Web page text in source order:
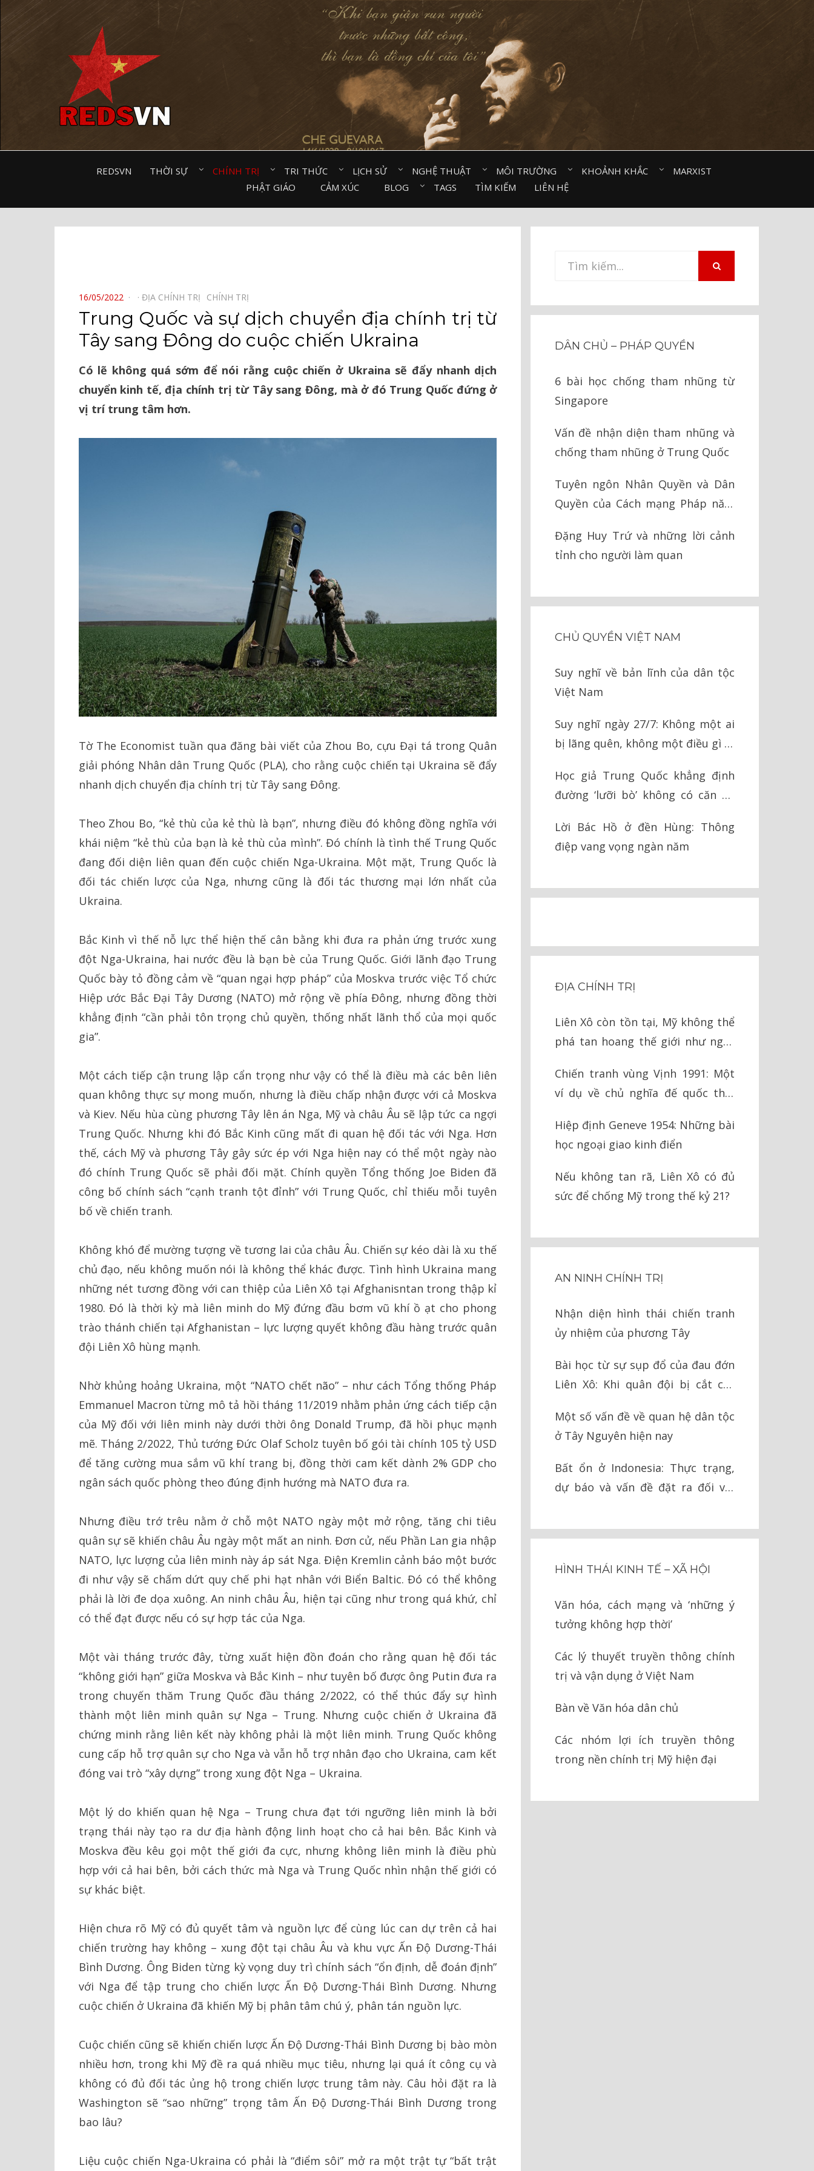
REDSVN THỜI SỰ⠀ CHÍNH TRỊ⠀ TRI THỨC⠀ LỊCH SỬ⠀ NGHỆ THUẬT⠀ MÔI TRƯỜNG⠀ KHOẢNH KHẮC⠀
MARXIST⠀
PHẬT GIÁO⠀
CẢM XÚC⠀ BLOG⠀ TAGS TÌM KIẾM LIÊN HỆ
POSTED
ON
16/05/2022 ĐỊA CHÍNH TRỊ⠀ CHÍNH TRỊ⠀
Trung Quốc và sự dịch chuyển địa chính trị từ
Tây sang Đông do cuộc chiến Ukraina
Có lẽ không quá sớm để nói rằng cuộc chiến ở Ukraina sẽ đẩy nhanh dịch
chuyển kinh tế, địa chính trị từ Tây sang Đông, mà ở đó Trung Quốc đứng ở
vị trí trung tâm hơn.
Tờ The Economist tuần qua đăng bài viết của Zhou Bo, cựu Đại tá trong Quân
giải phóng Nhân dân Trung Quốc (PLA), cho rằng cuộc chiến tại Ukraina sẽ đẩy
nhanh dịch chuyển địa chính trị từ Tây sang Đông.
Theo Zhou Bo, “kẻ thù của kẻ thù là bạn”, nhưng điều đó không đồng nghĩa với
khái niệm “kẻ thù của bạn là kẻ thù của mình”. Đó chính là tình thế Trung Quốc
đang đối diện liên quan đến cuộc chiến Nga-Ukraina. Một mặt, Trung Quốc là
đối tác chiến lược của Nga, nhưng cũng là đối tác thương mại lớn nhất của
Ukraina.
Bắc Kinh vì thế nỗ lực thể hiện thế cân bằng khi đưa ra phản ứng trước xung
đột Nga-Ukraina, hai nước đều là bạn bè của Trung Quốc. Giới lãnh đạo Trung
Quốc bày tỏ đồng cảm về “quan ngại hợp pháp” của Moskva trước việc Tổ chức
Hiệp ước Bắc Đại Tây Dương (NATO) mở rộng về phía Đông, nhưng đồng thời
khẳng định “cần phải tôn trọng chủ quyền, thống nhất lãnh thổ của mọi quốc
gia”.
Một cách tiếp cận trung lập cẩn trọng như vậy có thể là điều mà các bên liên
quan không thực sự mong muốn, nhưng là điều chấp nhận được với cả Moskva
và Kiev. Nếu hùa cùng phương Tây lên án Nga, Mỹ và châu Âu sẽ lập tức ca ngợi
Trung Quốc. Nhưng khi đó Bắc Kinh cũng mất đi quan hệ đối tác với Nga. Hơn
thế, cách Mỹ và phương Tây gây sức ép với Nga hiện nay có thể một ngày nào
đó chính Trung Quốc sẽ phải đối mặt. Chính quyền Tổng thống Joe Biden đã
công bố chính sách “cạnh tranh tột đỉnh” với Trung Quốc, chỉ thiếu mỗi tuyên
bố về chiến tranh.
Không khó để mường tượng về tương lai của châu Âu. Chiến sự kéo dài là xu thế
chủ đạo, nếu không muốn nói là không thể khác được. Tình hình Ukraina mang
những nét tương đồng với can thiệp của Liên Xô tại Afghanisntan trong thập kỉ
1980. Đó là thời kỳ mà liên minh do Mỹ đứng đầu bơm vũ khí ồ ạt cho phong
trào thánh chiến tại Afghanistan – lực lượng quyết không đầu hàng trước quân
đội Liên Xô hùng mạnh.
Nhờ khủng hoảng Ukraina, một “NATO chết não” – như cách Tổng thống Pháp
Emmanuel Macron từng mô tả hồi tháng 11/2019 nhằm phản ứng cách tiếp cận
của Mỹ đối với liên minh này dưới thời ông Donald Trump, đã hồi phục mạnh
mẽ. Tháng 2/2022, Thủ tướng Đức Olaf Scholz tuyên bố gói tài chính 105 tỷ USD
để tăng cường mua sắm vũ khí trang bị, đồng thời cam kết dành 2% GDP cho
ngân sách quốc phòng theo đúng định hướng mà NATO đưa ra.
Nhưng điều trớ trêu nằm ở chỗ một NATO ngày một mở rộng, tăng chi tiêu
quân sự sẽ khiến châu Âu ngày một mất an ninh. Đơn cử, nếu Phần Lan gia nhập
NATO, lực lượng của liên minh này áp sát Nga. Điện Kremlin cảnh báo một bước
đi như vậy sẽ chấm dứt quy chế phi hạt nhân với Biển Baltic. Đó có thể không
phải là lời đe dọa xuông. An ninh châu Âu, hiện tại cũng như trong quá khứ, chỉ
có thể đạt được nếu có sự hợp tác của Nga.
Một vài tháng trước đây, từng xuất hiện đồn đoán cho rằng quan hệ đối tác
“không giới hạn” giữa Moskva và Bắc Kinh – như tuyên bố được ông Putin đưa ra
trong chuyến thăm Trung Quốc đầu tháng 2/2022, có thể thúc đẩy sự hình
thành một liên minh quân sự Nga – Trung. Nhưng cuộc chiến ở Ukraina đã
chứng minh rằng liên kết này không phải là một liên minh. Trung Quốc không
cung cấp hỗ trợ quân sự cho Nga và vẫn hỗ trợ nhân đạo cho Ukraina, cam kết
đóng vai trò “xây dựng” trong xung đột Nga – Ukraina.
Một lý do khiến quan hệ Nga – Trung chưa đạt tới ngưỡng liên minh là bởi
trạng thái này tạo ra dư địa hành động linh hoạt cho cả hai bên. Bắc Kinh và
Moskva đều kêu gọi một thế giới đa cực, nhưng không liên minh là điều phù
hợp với cả hai bên, bởi cách thức mà Nga và Trung Quốc nhìn nhận thế giới có
sự khác biệt.
Hiện chưa rõ Mỹ có đủ quyết tâm và nguồn lực để cùng lúc can dự trên cả hai
chiến trường hay không – xung đột tại châu Âu và khu vực Ấn Độ Dương-Thái
Bình Dương. Ông Biden từng kỳ vọng duy trì chính sách “ổn định, dễ đoán định”
với Nga để tập trung cho chiến lược Ấn Độ Dương-Thái Bình Dương. Nhưng
cuộc chiến ở Ukraina đã khiến Mỹ bị phân tâm chú ý, phân tán nguồn lực.
Cuộc chiến cũng sẽ khiến chiến lược Ấn Độ Dương-Thái Bình Dương bị bào mòn
nhiều hơn, trong khi Mỹ đề ra quá nhiều mục tiêu, nhưng lại quá ít công cụ và
không có đủ đối tác ủng hộ trong chiến lược trung tâm này. Câu hỏi đặt ra là
Washington sẽ “sao những” trọng tâm Ấn Độ Dương-Thái Bình Dương trong
bao lâu?
Liệu cuộc chiến Nga-Ukraina có phải là “điểm sôi” mở ra một trật tự “bất trật
Tìm
DÂN CHỦ – PHÁP QUYỀN
6 bài học chống tham nhũng từ
Singapore
Vấn đề nhận diện tham nhũng và
chống tham nhũng ở Trung Quốc
Tuyên ngôn Nhân Quyền và Dân
Quyền của Cách mạng Pháp năm
Đặng Huy Trứ và những lời cảnh
tỉnh cho người làm quan
CHỦ QUYỀN VIỆT NAM
Suy nghĩ về bản lĩnh của dân tộc
Việt Nam
Suy nghĩ ngày 27/7: Không một ai
bị lãng quên, không một điều gì bị
Học giả Trung Quốc khẳng định
đường ‘lưỡi bò’ không có căn cứ
Lời Bác Hồ ở đền Hùng: Thông
điệp vang vọng ngàn năm
ĐỊA CHÍNH TRỊ
Liên Xô còn tồn tại, Mỹ không thể
phá tan hoang thế giới như ngày
Chiến tranh vùng Vịnh 1991: Một
ví dụ về chủ nghĩa đế quốc thời
Hiệp định Geneve 1954: Những bài
học ngoại giao kinh điển
Nếu không tan rã, Liên Xô có đủ
sức để chống Mỹ trong thế kỷ 21?
AN NINH CHÍNH TRỊ
Nhận diện hình thái chiến tranh
ủy nhiệm của phương Tây
Bài học từ sự sụp đổ của đau đớn
Liên Xô: Khi quân đội bị cắt cụt
Một số vấn đề về quan hệ dân tộc
ở Tây Nguyên hiện nay
Bất ổn ở Indonesia: Thực trạng,
dự báo và vấn đề đặt ra đối với
HÌNH THÁI KINH TẾ – XÃ HỘI
Văn hóa, cách mạng và ‘những ý
tưởng không hợp thời’
Các lý thuyết truyền thông chính
trị và vận dụng ở Việt Nam
Bàn về Văn hóa dân chủ
Các nhóm lợi ích truyền thông
trong nền chính trị Mỹ hiện đại